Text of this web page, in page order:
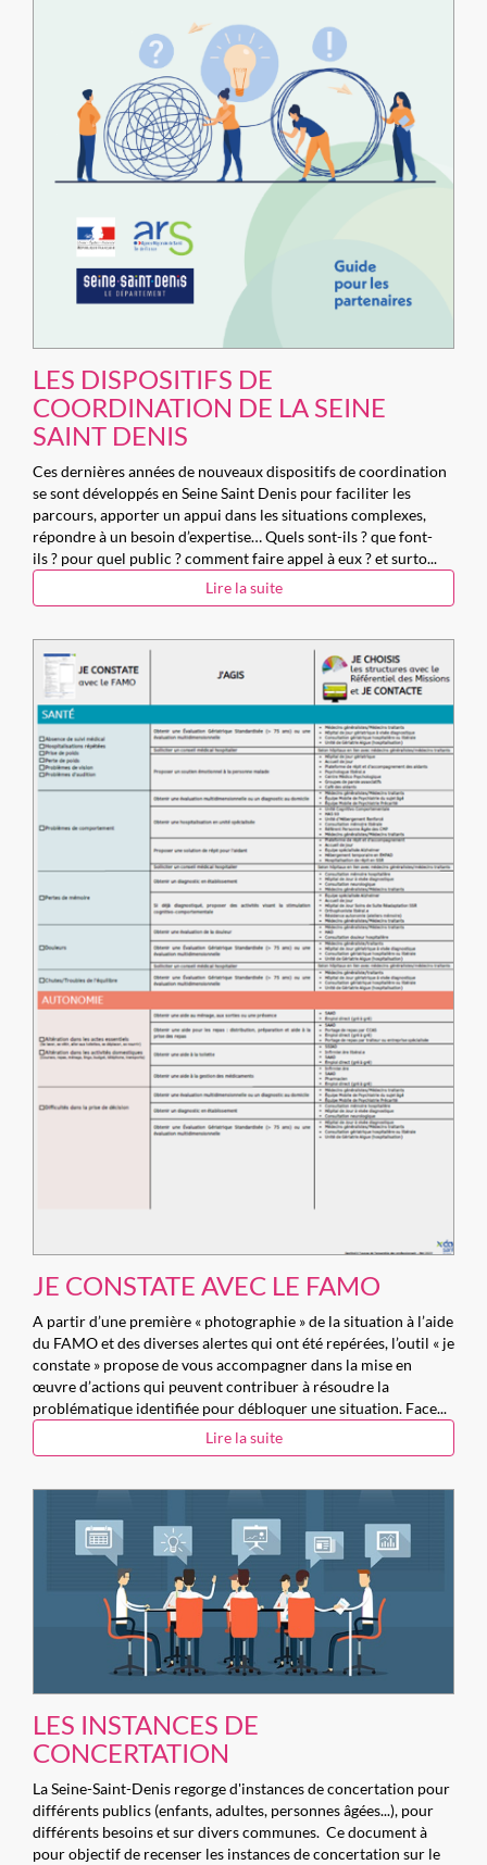
LES DISPOSITIFS DE
COORDINATION DE LA SEINE
SAINT DENIS
Ces dernières années de nouveaux dispositifs de coordination
se sont développés en Seine Saint Denis pour faciliter les
parcours, apporter un appui dans les situations complexes,
répondre à un besoin d’expertise… Quels sont-ils ? que font-
ils ? pour quel public ? comment faire appel à eux ? et surto...
Lire la suite
JE CONSTATE AVEC LE FAMO
A partir d’une première « photographie » de la situation à l’aide
du FAMO et des diverses alertes qui ont été repérées, l’outil « je
constate » propose de vous accompagner dans la mise en
œuvre d’actions qui peuvent contribuer à résoudre la
problématique identifiée pour débloquer une situation. Face...
Lire la suite
LES INSTANCES DE
CONCERTATION
La Seine-Saint-Denis regorge d'instances de concertation pour
différents publics (enfants, adultes, personnes âgées...), pour
différents besoins et sur divers communes. Ce document à
pour objectif de recenser les instances de concertation sur le